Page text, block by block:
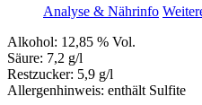
Analyse & Nährinfo
Alkohol: 12,85 % Vol.
Säure: 7,2 g/l
Restzucker: 5,9 g/l
Allergenhinweis: enthält Sulfite